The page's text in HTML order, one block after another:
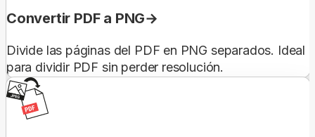
Convertir PDF a PNG
Divide las páginas del PDF en PNG separados. Ideal
para dividir PDF sin perder resolución.